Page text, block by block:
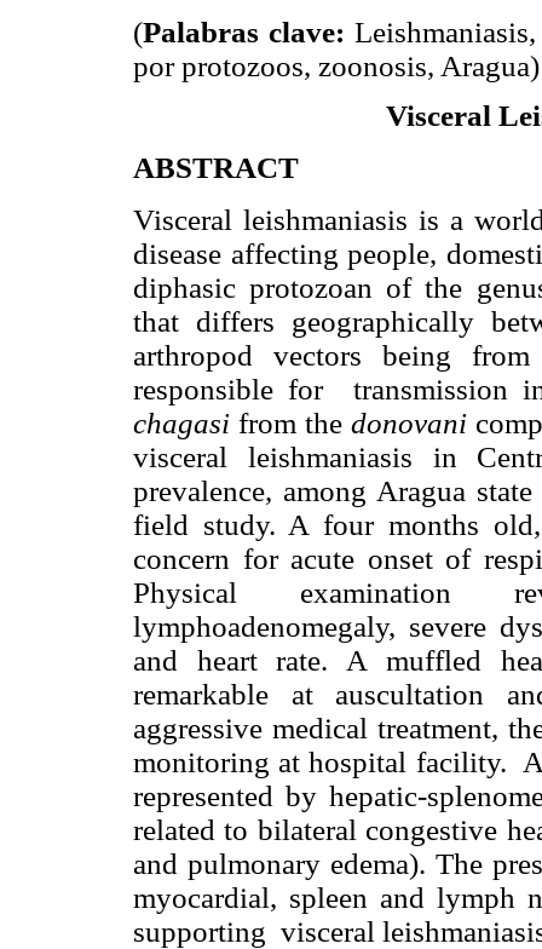
(Palabras clave:
por protozoos, zoonosis, Aragua)
Visceral
ABSTRACT
Visceral leishmaniasis is a
disease affecting people,
diphasic protozoan of the
that differs geographically
arthropod vectors being
responsible for
transmission
chagasi from the donovani
visceral leishmaniasis in
prevalence, among Aragua
field study. A four months
concern for acute onset of
Physical examination
lymphoadenomegaly, severe
and heart rate. A muffled
remarkable at auscultation
aggressive medical treatment,
monitoring at hospital facility.
represented by hepatic-
related to bilateral congestive
and pulmonary edema). The
myocardial, spleen and lymph
supporting visceral